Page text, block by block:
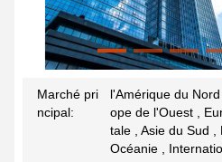
Marché pri
ncipal:
l'Amérique du
ope de l'Ouest ,
tale , Asie du Sud ,
Océanie ,